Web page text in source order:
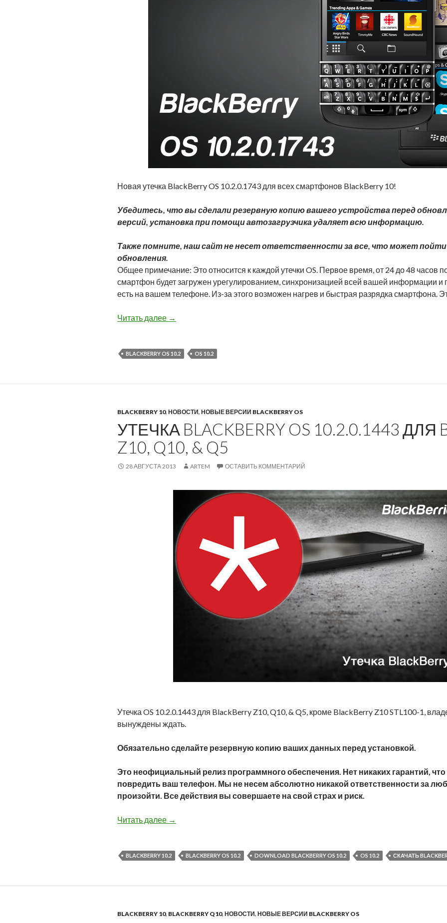
Новая утечка BlackBerry OS 10.2.0.1743 для всех смартфонов BlackBerry 10!
Убедитесь, что вы сделали резервную копию вашего устройства перед
версий, установка при помощи автозагрузчика удаляет всю информацию.
Также помните, наш сайт не несет ответственности за все, что может пойти
обновления.
Общее примечание: Это относится к каждой утечки OS. Первое время, от 24 до 48 часов
смартфон будет загружен урегулированием, синхронизацией всей вашей информации и
есть на вашем телефоне. Из-за этого возможен нагрев и быстрая разрядка смартфона.
Читать далее Утечка BlackBerry OS 10.2.0.1743 для всех BlackBerry 10
→
BLACKBERRY OS 10.2 OS 10.2
BLACKBERRY 10, НОВОСТИ, НОВЫЕ ВЕРСИИ BLACKBERRY OS
УТЕЧКА BLACKBERRY OS 10.2.0.1443 ДЛЯ
Z10, Q10, & Q5
28 АВГУСТА 2013 ARTEM ОСТАВИТЬ КОММЕНТАРИЙ
Утечка OS 10.2.0.1443 для BlackBerry Z10, Q10, & Q5, кроме BlackBerry Z10 STL100-1,
вынуждены ждать.
Обязательно сделайте резервную копию ваших данных перед установкой.
Это неофициальный релиз программного обеспечения. Нет никаких гарантий,
повредить ваш телефон. Мы не несем абсолютно никакой ответственности за
произойти. Все действия вы совершаете на свой страх и риск.
Читать далее Утечка BlackBerry OS 10.2.0.1443 для BlackBerry Z10, Q10, & Q5
→
BLACKBERRY 10.2 BLACKBERRY OS 10.2 DOWNLOAD BLACKBERRY OS 10.2 OS 10.2 СКАЧАТЬ
BLACKBERRY 10, BLACKBERRY Q10, НОВОСТИ, НОВЫЕ ВЕРСИИ BLACKBERRY OS